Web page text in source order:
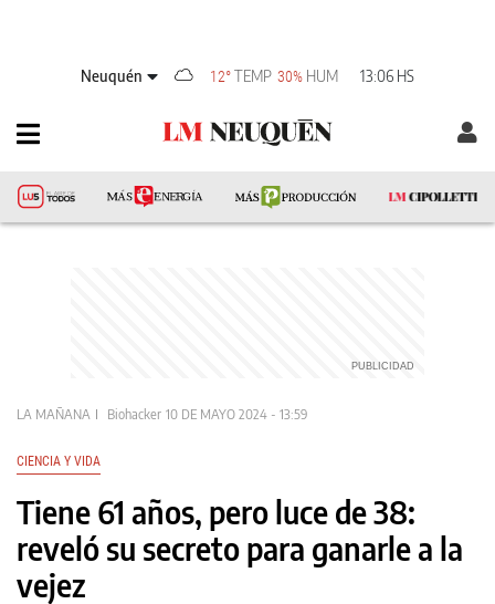
Neuquén 12° TEMP 30% HUM 13:06 HS
LA MAÑANA Biohacker 10 DE MAYO 2024 - 13:59
CIENCIA Y VIDA
Tiene 61 años, pero luce de 38:
reveló su secreto para ganarle a la
vejez